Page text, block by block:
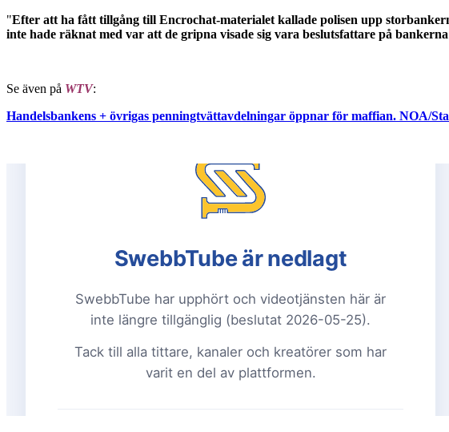
"Efter att ha fått tillgång till Encrochat-materialet kallade polisen upp
inte hade räknat med var att de gripna visade sig vara beslutsfattare på bankerna
Se även på WTV:
Handelsbankens + övrigas penningtvättavdelningar öppnar för maffian. NOA/